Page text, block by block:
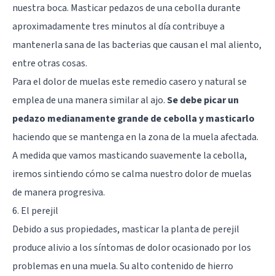
nuestra boca. Masticar pedazos de una cebolla durante
aproximadamente tres minutos al día contribuye a
mantenerla sana de las bacterias que causan el mal aliento,
entre otras cosas.
Para el dolor de muelas este remedio casero y natural se
emplea de una manera similar al ajo.Se debe picar un
pedazo medianamente grande de cebolla y masticarlo
haciendo que se mantenga en la zona de la muela afectada.
A medida que vamos masticando suavemente la cebolla,
iremos sintiendo cómo se calma nuestro dolor de muelas
de manera progresiva.
6. El perejil
Debido a sus propiedades, masticar la planta de perejil
produce alivio a los síntomas de dolor ocasionado por los
problemas en una muela. Su alto contenido de hierro